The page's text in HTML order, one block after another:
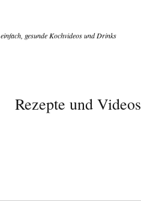
einfach, gesunde Kochvideos und Drinks
Rezepte und Videos